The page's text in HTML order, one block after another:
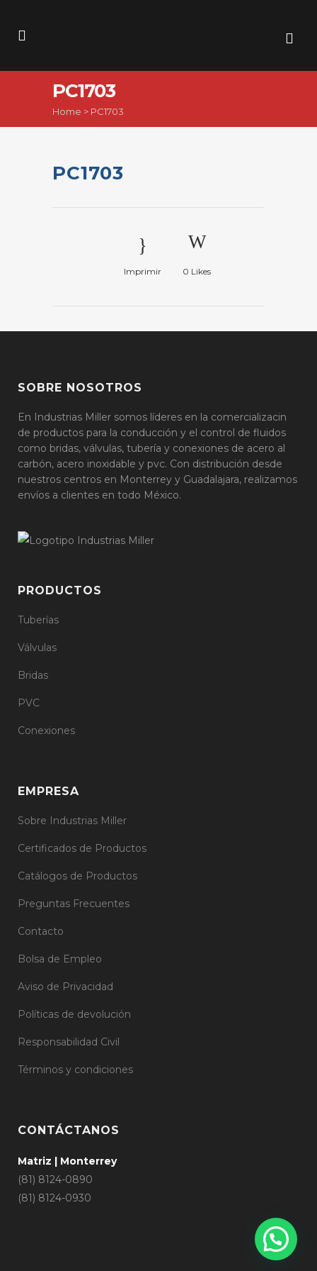
PC1703
Home > PC1703
PC1703
Imprimir 0 Likes
SOBRE NOSOTROS
En Industrias Miller somos líderes en la comercializacin
de productos para la conducción y el control de fluidos
como bridas, válvulas, tubería y conexiones de acero al
carbón, acero inoxidable y pvc. Con distribución desde
nuestros centros en Monterrey y Guadalajara, realizamos
envíos a clientes en todo México.
PRODUCTOS
Tuberías
Válvulas
Bridas
PVC
Conexiones
EMPRESA
Sobre Industrias Miller
Certificados de Productos
Catálogos de Productos
Preguntas Frecuentes
Contacto
Bolsa de Empleo
Aviso de Privacidad
Políticas de devolución
Responsabilidad Civil
Términos y condiciones
CONTÁCTANOS
Matriz | Monterrey
(81) 8124-0890
(81) 8124-0930